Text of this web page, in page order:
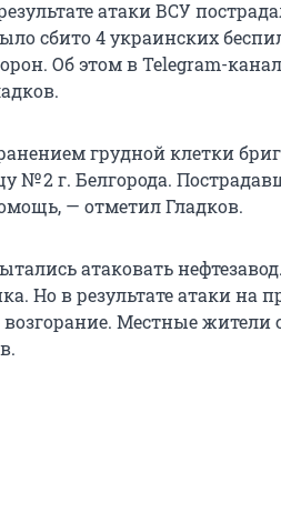
атаки ВСУ
сбито 4 украинских
Об этом в Telegram-
грудной клетки
№ 2 г. Белгорода.
— отметил Гладков.
атаковать
Но в результате атаки на
Местные